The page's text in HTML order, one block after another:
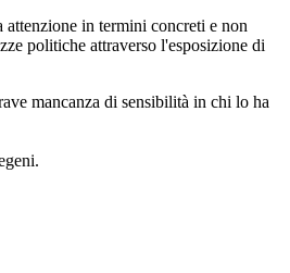
attenzione in termini concreti e non
politiche attraverso l'esposizione di
mancanza di sensibilità in chi lo ha